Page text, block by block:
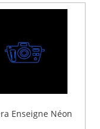
Enseigne Néon